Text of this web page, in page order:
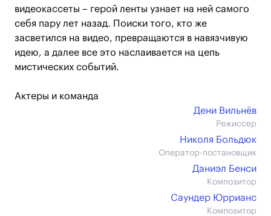
видеокассеты – герой ленты узнает на ней самого
себя пару лет назад. Поиски того, кто же
засветился на видео, превращаются в навязчивую
идею, а далее все это наслаивается на цепь
мистических событий.
Актеры и команда
Дени Вильнёв
Режиссер
Николя Больдюк
Оператор-постановщик
Даниэл Бенси
Композитор
Саундер Юррианс
Композитор